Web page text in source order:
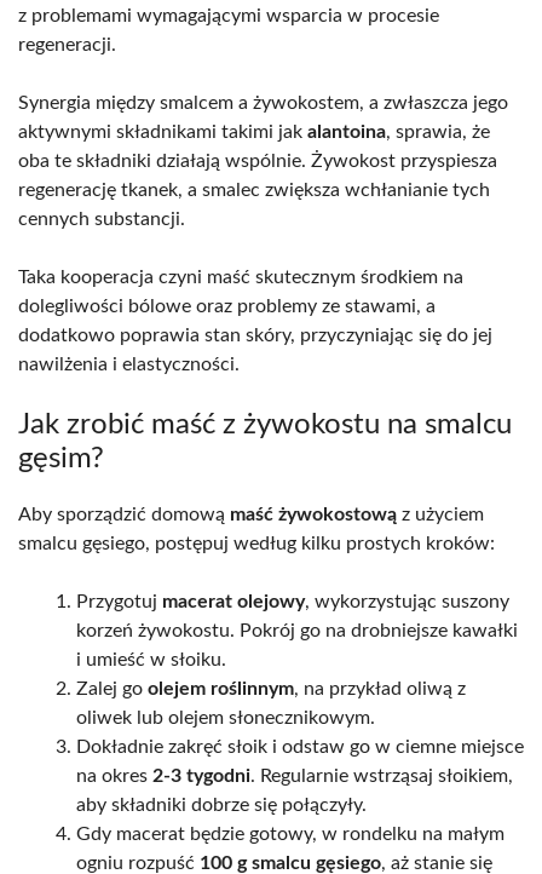
z problemami wymagającymi wsparcia w procesie
regeneracji.
Synergia między smalcem a żywokostem, a zwłaszcza jego
aktywnymi składnikami takimi jak alantoina, sprawia, że
oba te składniki działają wspólnie. Żywokost przyspiesza
regenerację tkanek, a smalec zwiększa wchłanianie tych
cennych substancji.
Taka kooperacja czyni maść skutecznym środkiem na
dolegliwości bólowe oraz problemy ze stawami, a
dodatkowo poprawia stan skóry, przyczyniając się do jej
nawilżenia i elastyczności.
Jak zrobić maść z żywokostu na smalcu
gęsim?
Aby sporządzić domową maść żywokostową z użyciem
smalcu gęsiego, postępuj według kilku prostych kroków:
Przygotuj macerat olejowy, wykorzystując suszony
korzeń żywokostu. Pokrój go na drobniejsze kawałki
i umieść w słoiku.
Zalej go olejem roślinnym, na przykład oliwą z
oliwek lub olejem słonecznikowym.
Dokładnie zakręć słoik i odstaw go w ciemne miejsce
na okres 2-3 tygodni. Regularnie wstrząsaj słoikiem,
aby składniki dobrze się połączyły.
Gdy macerat będzie gotowy, w rondelku na małym
ogniu rozpuść 100 g smalcu gęsiego, aż stanie się